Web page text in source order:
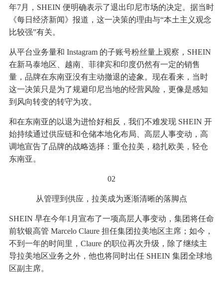
年7月，SHEIN 便明确表示了退出印尼市场的决定。据当时
《每日经济新闻》报道，这一决策的理由与“本土主义观念
比较强”有关。
从平台业务量和 Instagram 的子账号粉丝量上观察，SHEIN
在新马泰地区、越南、菲律宾和印度仍然有一定的销售
量，品牌在东南亚没有主动撤退的迹象。现在看来，当时
这一决策只是为了规避印尼当地的经营风险，更像是感知
到风向转变的转守为攻。
和在东南亚的以退为进恰好相反，我们不难发现 SHEIN 开
始持续通过供应链和仓储本地化布局、高层人事变动，高
调地宣告了品牌的战略选择：重仓拉美，稳扎欧美，轻仓
东南亚。
02
从管理到供应，拉美成为逐渐清晰的落脚点
SHEIN 早在今年1月宣布了一项高层人事变动，集团将任命
前软银高管 Marcelo Claure 担任集团拉美地区主席；如今，
不到一年的时间里，Claure 的职位再次升级，除了继续主
导拉美地区业务之外，他也将同时出任 SHEIN 集团全球地
区副主席。